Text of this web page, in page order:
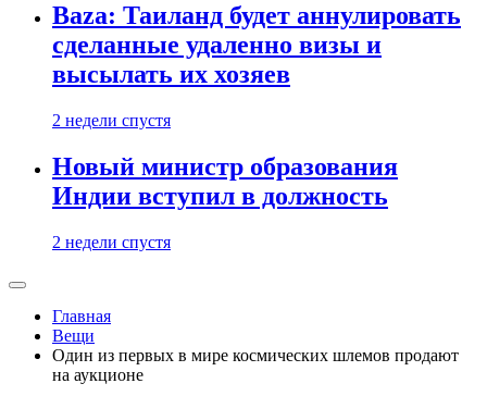
Baza: Таиланд будет аннулировать
сделанные удаленно визы и
высылать их хозяев
2 недели спустя
Новый министр образования
Индии вступил в должность
2 недели спустя
Главная
Вещи
Один из первых в мире космических шлемов продают
на аукционе